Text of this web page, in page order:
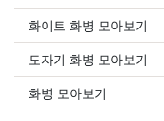
화이트 화병 모아보기
도자기 화병 모아보기
화병 모아보기